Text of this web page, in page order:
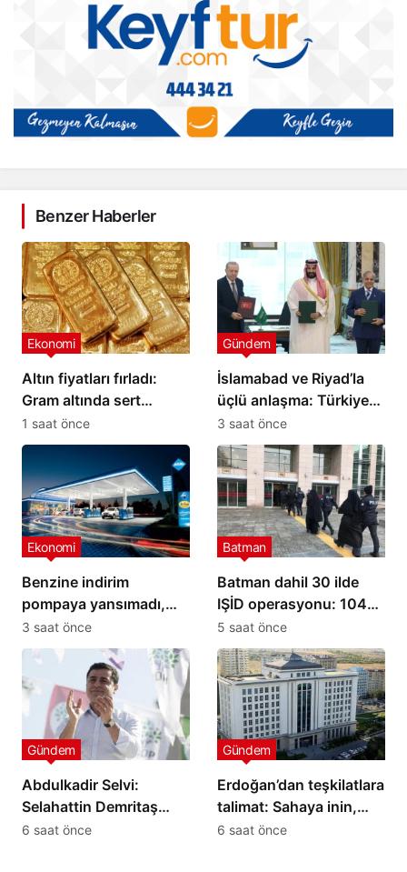
Benzer Haberler
Altın fiyatları fırladı:
Gram altında sert
yükseliş
Ekonomi
1 saat önce
İslamabad ve Riyad’la
üçlü anlaşma: Türkiye
yeni savunma ittifakını
imzaladı
Gündem
3 saat önce
Benzine indirim
pompaya yansımadı,
yeni zam geliyor
Ekonomi
3 saat önce
Batman dahil 30 ilde
IŞİD operasyonu: 104
şüpheli yakalandı
Batman
5 saat önce
Abdulkadir Selvi:
Selahattin Demritaş
yasadan
Gündem
6 saat önce
Erdoğan’dan teşkilatlara
talimat: Sahaya inin,
süreci anlatın
Gündem
6 saat önce